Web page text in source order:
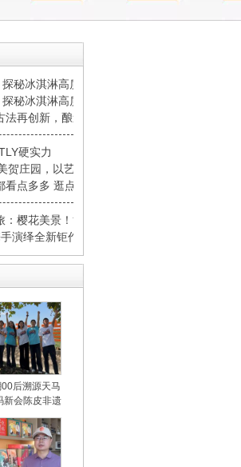
秘冰淇淋高质量“智造”之路
秘冰淇淋高质量“智造”之路
再创新，酿造“新质生产力”
硬实力
贺庄园，以艺术之名分享贺兰山
看点多多 逛点多多……
樱花美景！博多阪急美食和购
演绎全新钜作 精无止境,恒
后溯源天马
新会陈皮非遗
与自然